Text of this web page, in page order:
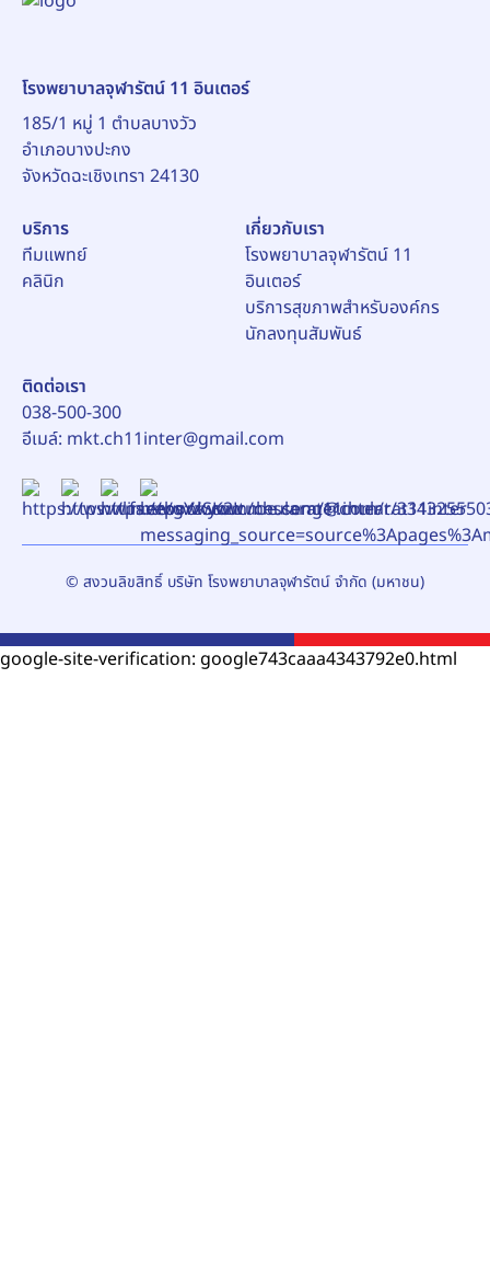
โรงพยาบาลจุฬารัตน์ 11 อินเตอร์
185/1 หมู่ 1 ตำบลบางวัว
อำเภอบางปะกง
บริการ
ทีมแพทย์
คลินิก
เกี่ยวกับเรา
โรงพยาบาลจุฬารัตน์ 11
อินเตอร์
บริการสุขภาพสำหรับองค์กร
นักลงทุนสัมพันธ์
ติดต่อเรา
038-500-300
อีเมล์: mkt.ch11inter@gmail.com
© สงวนลิขสิทธิ์ บริษัท โรงพยาบาลจุฬารัตน์ จำกัด (มหาชน)
google-site-verification: google743caaa4343792e0.html